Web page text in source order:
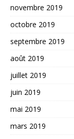
novembre 2019
octobre 2019
septembre 2019
août 2019
juillet 2019
juin 2019
mai 2019
mars 2019